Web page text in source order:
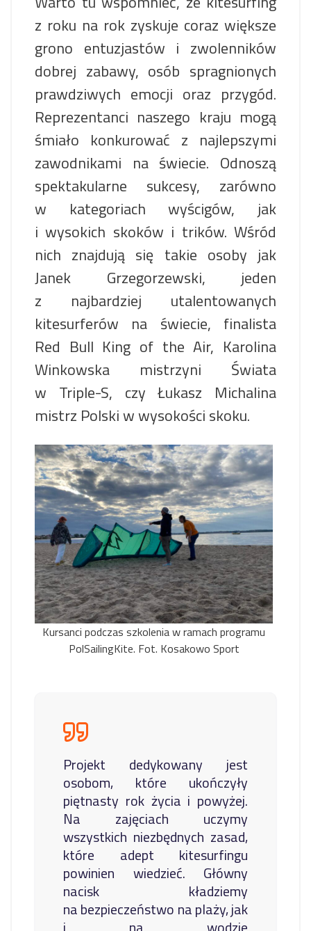
z roku na rok zyskuje coraz większe
grono entuzjastów i zwolenników
dobrej zabawy, osób spragnionych
prawdziwych emocji oraz przygód.
Reprezentanci naszego kraju mogą
śmiało konkurować z najlepszymi
zawodnikami na świecie. Odnoszą
spektakularne sukcesy, zarówno
w kategoriach wyścigów, jak
i wysokich skoków i trików. Wśród
nich znajdują się takie osoby jak
Janek Grzegorzewski, jeden
z najbardziej utalentowanych
kitesurferów na świecie, finalista
Red Bull King of the Air, Karolina
Winkowska mistrzyni Świata
w Triple-S, czy Łukasz Michalina
mistrz Polski w wysokości skoku.
Kursanci podczas szkolenia w ramach programu
PolSailingKite. Fot. Kosakowo Sport
Projekt dedykowany jest
osobom, które ukończyły
piętnasty rok życia i powyżej.
Na zajęciach uczymy
wszystkich niezbędnych zasad,
które adept kitesurfingu
powinien wiedzieć. Główny
nacisk kładziemy
na bezpieczeństwo na plaży, jak